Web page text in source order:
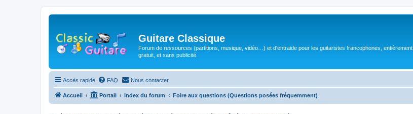
Guitare Classique
Forum de ressources (partitions, musique, vidéo…) et d'entraide pour les guitaristes francophones, entièrement
gratuit, et sans publicité.
Accès rapide FAQ Nous contacter
Accueil Portail Index du forum Foire aux questions (Questions posées fréquemment)